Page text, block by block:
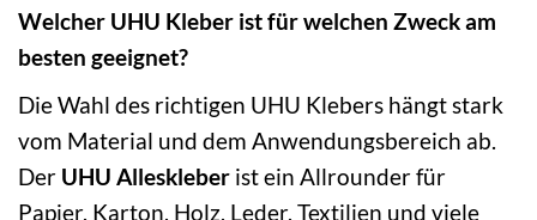
Welcher UHU Kleber ist für welchen Zweck am
besten geeignet?
Die Wahl des richtigen UHU Klebers hängt stark
vom Material und dem Anwendungsbereich ab.
Der UHU Alleskleber ist ein Allrounder für
Papier, Karton, Holz, Leder, Textilien und viele